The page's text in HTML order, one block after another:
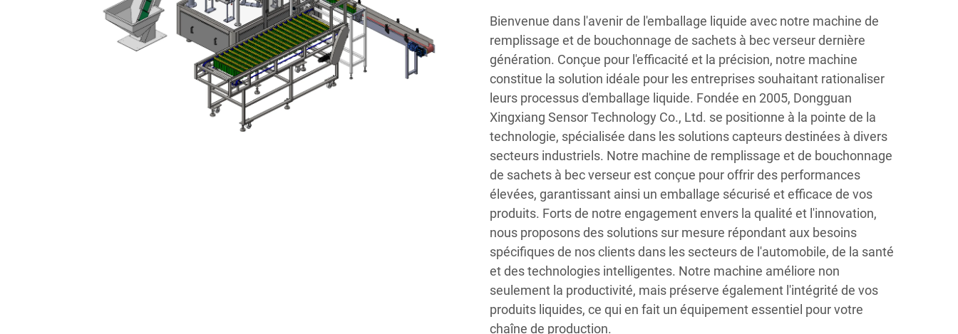
Bienvenue dans l'avenir de l'emballage liquide avec notre machine de
remplissage et de bouchonnage de sachets à bec verseur dernière
génération. Conçue pour l'efficacité et la précision, notre machine
constitue la solution idéale pour les entreprises souhaitant rationaliser
leurs processus d'emballage liquide. Fondée en 2005, Dongguan
Xingxiang Sensor Technology Co., Ltd. se positionne à la pointe de la
technologie, spécialisée dans les solutions capteurs destinées à divers
secteurs industriels. Notre machine de remplissage et de bouchonnage
de sachets à bec verseur est conçue pour offrir des performances
élevées, garantissant ainsi un emballage sécurisé et efficace de vos
produits. Forts de notre engagement envers la qualité et l'innovation,
nous proposons des solutions sur mesure répondant aux besoins
spécifiques de nos clients dans les secteurs de l'automobile, de la santé
et des technologies intelligentes. Notre machine améliore non
seulement la productivité, mais préserve également l'intégrité de vos
produits liquides, ce qui en fait un équipement essentiel pour votre
chaîne de production.